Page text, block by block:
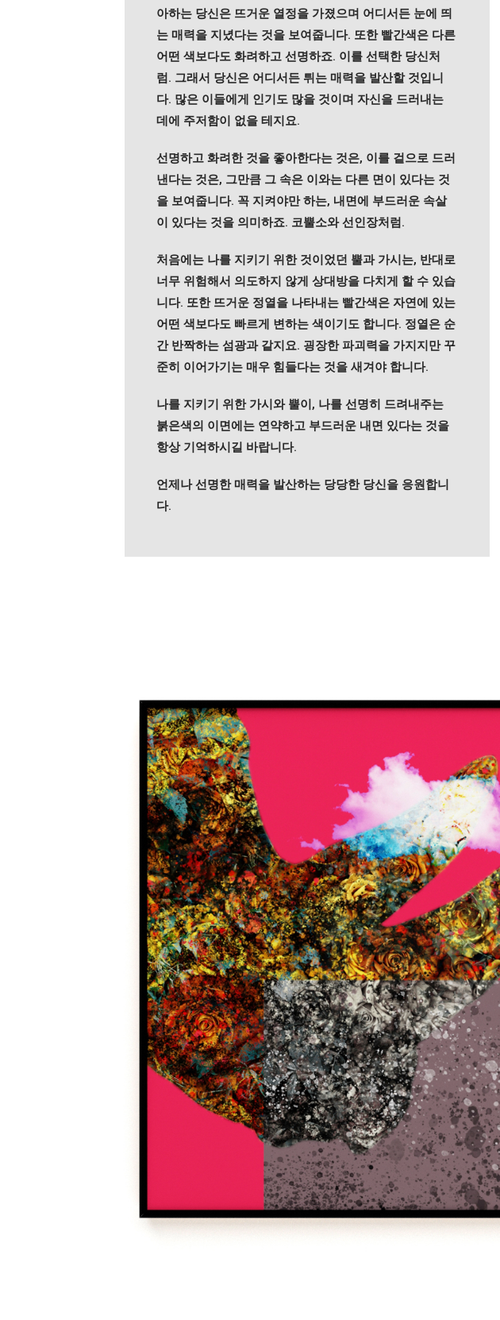
아하는 당신은 뜨거운 열정을 가졌으며 어디서든 눈에 띄
는 매력을 지녔다는 것을 보여줍니다. 또한 빨간색은 다른
어떤 색보다도 화려하고 선명하죠. 이를 선택한 당신처
럼. 그래서 당신은 어디서든 튀는 매력을 발산할 것입니
다. 많은 이들에게 인기도 많을 것이며 자신을 드러내는
데에 주저함이 없을 테지요.
선명하고 화려한 것을 좋아한다는 것은, 이를 겉으로 드러
낸다는 것은, 그만큼 그 속은 이와는 다른 면이 있다는 것
을 보여줍니다. 꼭 지켜야만 하는, 내면에 부드러운 속살
이 있다는 것을 의미하죠. 코뿔소와 선인장처럼.
처음에는 나를 지키기 위한 것이었던 뿔과 가시는, 반대로
너무 위험해서 의도하지 않게 상대방을 다치게 할 수 있습
니다. 또한 뜨거운 정열을 나타내는 빨간색은 자연에 있는
어떤 색보다도 빠르게 변하는 색이기도 합니다. 정열은 순
간 반짝하는 섬광과 같지요. 굉장한 파괴력을 가지지만 꾸
준히 이어가기는 매우 힘들다는 것을 새겨야 합니다.
나를 지키기 위한 가시와 뿔이, 나를 선명히 드려내주는
붉은색의 이면에는 연약하고 부드러운 내면 있다는 것을
항상 기억하시길 바랍니다.
언제나 선명한 매력을 발산하는 당당한 당신을 응원합니
다.